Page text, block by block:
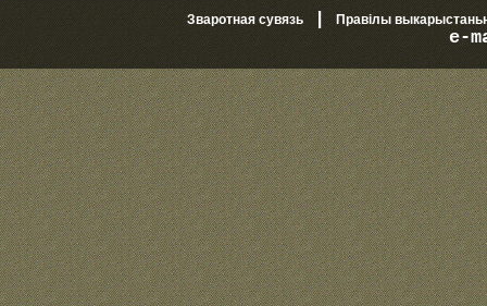
Зваротная сувязь|Правілы
e-